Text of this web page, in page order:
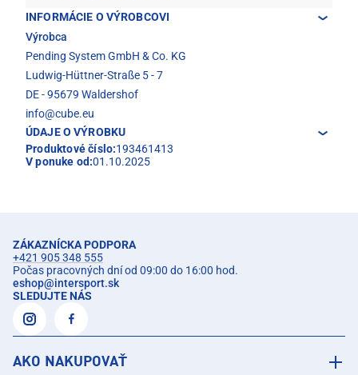
INFORMÁCIE O VÝROBCOVI
Výrobca
Pending System GmbH & Co. KG
Ludwig-Hüttner-Straße 5 - 7
DE - 95679 Waldershof
info@cube.eu
ÚDAJE O VÝROBKU
Produktové číslo:193461413
V ponuke od:01.10.2025
ZÁKAZNÍCKA PODPORA
+421 905 348 555
Počas pracovných dní od 09:00 do 16:00 hod.
eshop@intersport.sk
SLEDUJTE NÁS
AKO NAKUPOVAŤ